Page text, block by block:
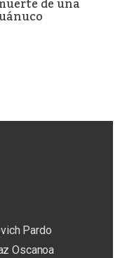
de una
Pardo
Oscanoa